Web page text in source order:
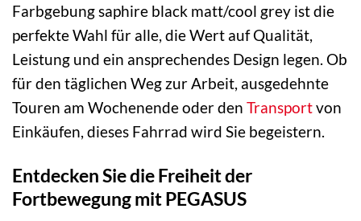
Farbgebung saphire black matt/cool grey ist die
perfekte Wahl für alle, die Wert auf Qualität,
Leistung und ein ansprechendes Design legen. Ob
für den täglichen Weg zur Arbeit, ausgedehnte
Touren am Wochenende oder den Transportvon
Einkäufen, dieses Fahrrad wird Sie begeistern.
Entdecken Sie die Freiheit der
Fortbewegung mit PEGASUS